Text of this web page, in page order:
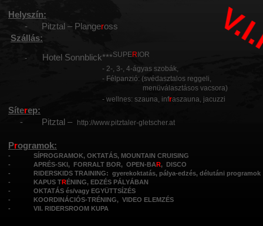
Helyszín:
-
Pitztal – Plangeross
Szállás:
- Hotel Sonnblick***SUPER IOR
- 2-, 3-, 4-ágyas szobák,
- Félpanzió: (svédasztalos reggeli,
menüválasztásos vacsora)
- wellnes: szauna, infraszauna, jacuzzi
Síterep:
-
Pitztal – http://www.pitztaler-gletscher.at
Programok:
- SÍPROGRAMOK, OKTATÁS, MOUNTAIN CRUISING
- APRÉS-SKI, FORRALT BOR, OPEN-BAR, DISCO
- RIDERSKIDS TRAINING: gyerekoktatás, pálya-edzés, délutáni programok
- KAPUS TRÉNING, EDZÉS PÁLYÁBAN
- OKTATÁS és/vagy EGYÜTTSÍZÉS
- KOORDINÁCIÓS-TRÉNING, VIDEO ELEMZÉS
- VII. RIDERSROOM KUPA